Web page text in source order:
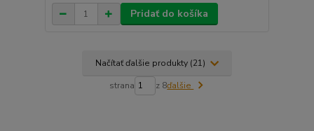
Pridať do košíka
Načítať ďalšie produkty (21)
strana z 8ďalšie